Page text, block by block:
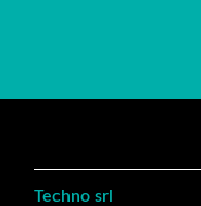
Techno srl